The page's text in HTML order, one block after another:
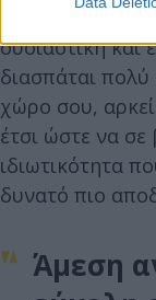
φωτισμός
ουσιαστική
διασπάται
χώρο σου,
έτσι ώστε να σε
ιδιωτικότητα
δυνατό πιο
Άμεση